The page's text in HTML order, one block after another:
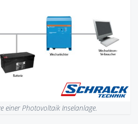
einer Photovoltaik Inselanlage.